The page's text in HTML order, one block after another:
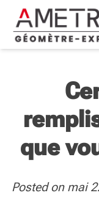
content
que
Posted on mai